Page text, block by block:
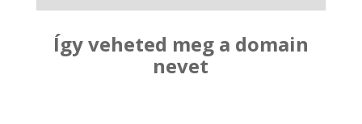
Így veheted meg a domain
nevet